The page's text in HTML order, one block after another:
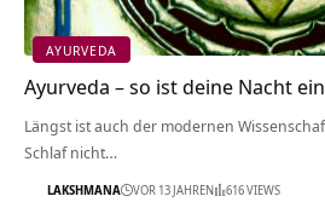
AYURVEDA
Ayurveda – so ist deine Nacht
Längst ist auch der modernen
Schlaf nicht…
LAKSHMANA VOR 13 JAHREN 616 VIEWS